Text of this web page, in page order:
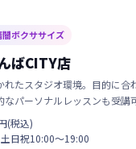
闇ボクササイズ
ばCITY店
れたスタジオ環境。目的に合
なパーソナルレッスンも受講
(税込)
日祝10:00～19:00